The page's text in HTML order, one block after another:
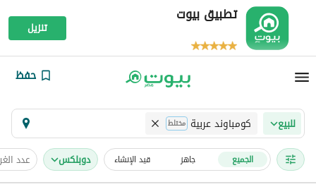
تطبيق بيوت
تنزيل
حفظ
للبيع كومباوند عربية مختلط
الجميع جاهز قيد الإنشاء دوبلكس عدد